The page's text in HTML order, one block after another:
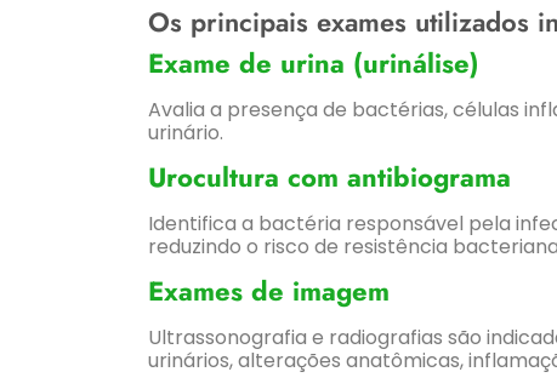
Os principais exames utilizados
Exame de urina (urinálise)
Avalia a presença de bactérias, células
urinário.
Urocultura com antibiograma
Identifica a bactéria responsável pela
reduzindo o risco de resistência
Exames de imagem
Ultrassonografia e radiografias são
urinários, alterações anatômicas,